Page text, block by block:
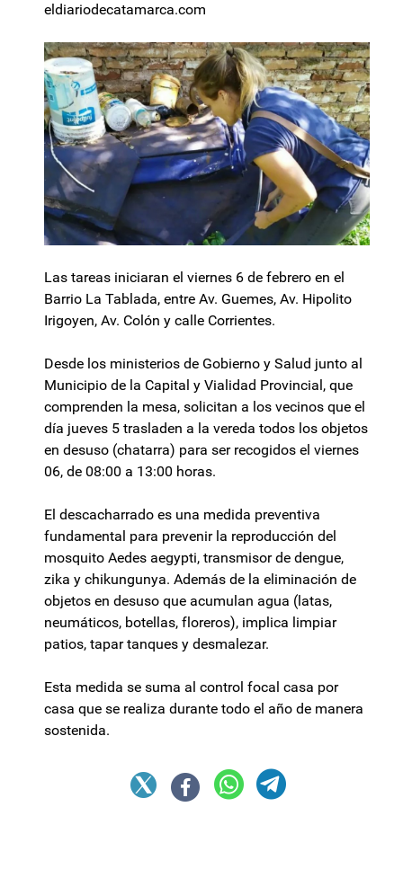
eldiariodecatamarca.com
Las tareas iniciaran el viernes 6 de febrero en el
Barrio La Tablada, entre Av. Guemes, Av. Hipolito
Irigoyen, Av. Colón y calle Corrientes.
Desde los ministerios de Gobierno y Salud junto al
Municipio de la Capital y Vialidad Provincial, que
comprenden la mesa, solicitan a los vecinos que el
día jueves 5 trasladen a la vereda todos los objetos
en desuso (chatarra) para ser recogidos el viernes
06, de 08:00 a 13:00 horas.
El descacharrado es una medida preventiva
fundamental para prevenir la reproducción del
mosquito Aedes aegypti, transmisor de dengue,
zika y chikungunya. Además de la eliminación de
objetos en desuso que acumulan agua (latas,
neumáticos, botellas, floreros), implica limpiar
patios, tapar tanques y desmalezar.
Esta medida se suma al control focal casa por
casa que se realiza durante todo el año de manera
sostenida.